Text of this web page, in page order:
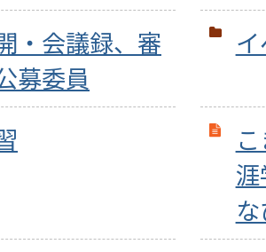
・会議録、審
募委員